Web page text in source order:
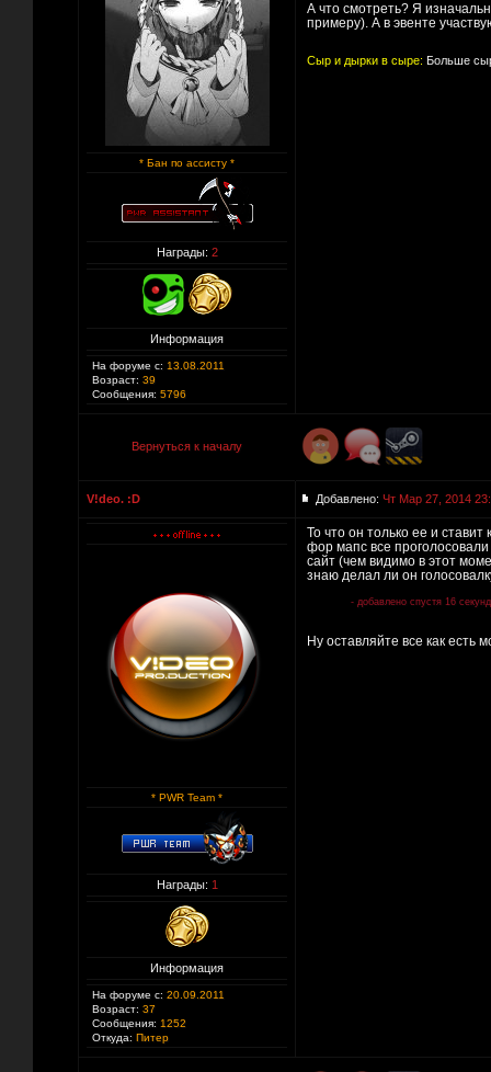
* Бан по ассисту *
Награды: 2
Информация
На форуме с: 13.08.2011
Возраст: 39
Сообщения: 5796
А что смотреть? Я
примеру). А в эвенте
Сыр и дырки в сыре: Больше
Вернуться к началу
V!deo. :D Добавлено: Чт Мар 27, 2014
* PWR Team *
Награды: 1
Информация
На форуме с: 20.09.2011
Возраст: 37
Сообщения: 1252
Откуда: Питер
То что он только ее и
фор мапс все
сайт (чем видимо в этот
знаю делал ли он
- добавлено спустя 16
Ну оставляйте все как есть